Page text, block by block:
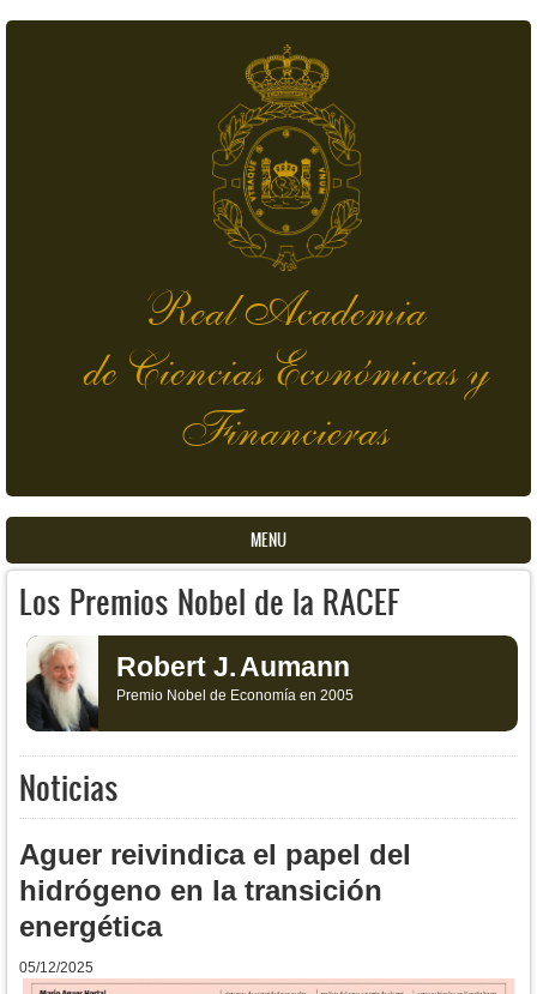
Real Academia
de Ciencias Económicas y
Financieras
MENU
Los Premios Nobel de la RACEF
Robert J.Aumann
Premio Nobel de Economía en 2005
Noticias
Aguer reivindica el papel del
hidrógeno en la transición
energética
05/12/2025